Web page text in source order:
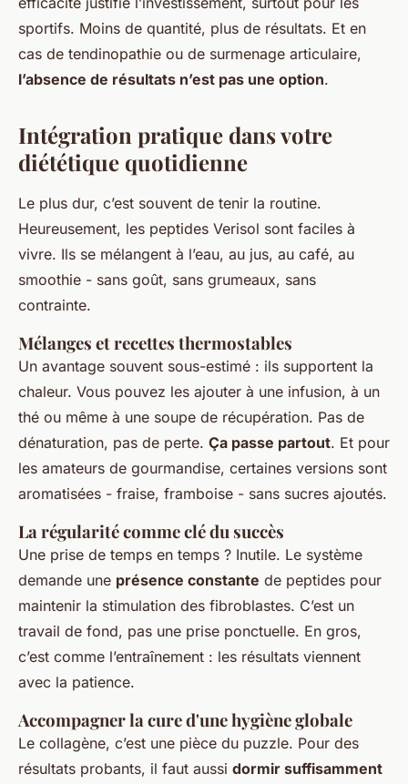
sportifs. Moins de quantité, plus de résultats. Et en
cas de tendinopathie ou de surmenage articulaire,
l’absence de résultats n’est pas une option.
Intégration pratique dans votre
diététique quotidienne
Le plus dur, c’est souvent de tenir la routine.
Heureusement, les peptides Verisol sont faciles à
vivre. Ils se mélangent à l’eau, au jus, au café, au
smoothie - sans goût, sans grumeaux, sans
contrainte.
Mélanges et recettes thermostables
Un avantage souvent sous-estimé : ils supportent la
chaleur. Vous pouvez les ajouter à une infusion, à un
thé ou même à une soupe de récupération. Pas de
dénaturation, pas de perte. Ça passe partout. Et pour
les amateurs de gourmandise, certaines versions sont
aromatisées - fraise, framboise - sans sucres ajoutés.
La régularité comme clé du succès
Une prise de temps en temps ? Inutile. Le système
demande une présence constante de peptides pour
maintenir la stimulation des fibroblastes. C’est un
travail de fond, pas une prise ponctuelle. En gros,
c’est comme l’entraînement : les résultats viennent
avec la patience.
Accompagner la cure d'une hygiène globale
Le collagène, c’est une pièce du puzzle. Pour des
résultats probants, il faut aussi dormir suffisamment